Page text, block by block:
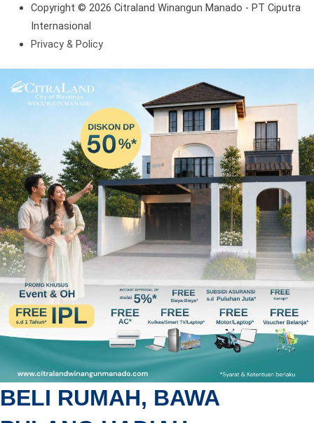
Copyright © 2026 Citraland Winangun Manado - PT Ciputra
Internasional
Privacy & Policy
BELI RUMAH, BAWA